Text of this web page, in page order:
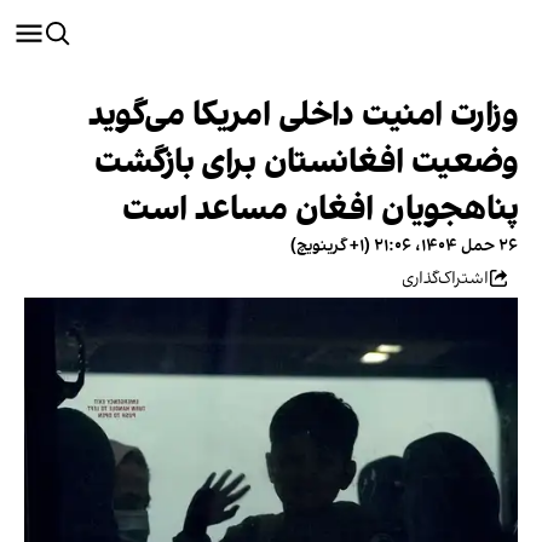
وزارت امنیت داخلی امریکا می‌گوید
وضعیت افغانستان برای بازگشت
پناهجویان افغان مساعد است
۲۶ حمل ۱۴۰۴، ۲۱:۰۶ (‎+۱ گرینویچ)
اشتراک‌گذاری